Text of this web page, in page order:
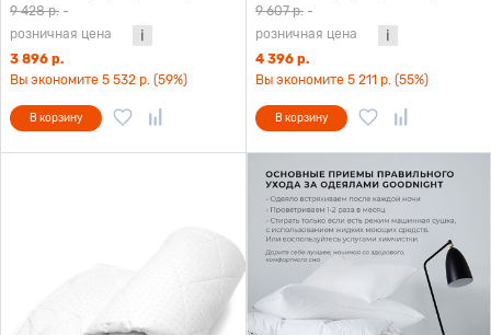
сп. (172х205)
9 428 р. -
розничная цена
3 896 р.
Вы экономите 5 532 р. (59%)
В корзину
сп. (172х205)
9 607 р. -
розничная цена
4 396 р.
Вы экономите 5 211 р. (55%)
В корзину